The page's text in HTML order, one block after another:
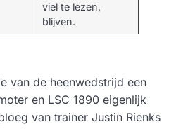
viel te lezen,
blijven.
van de heenwedstrijd een
en LSC 1890 eigenlijk
van trainer Justin Rienks